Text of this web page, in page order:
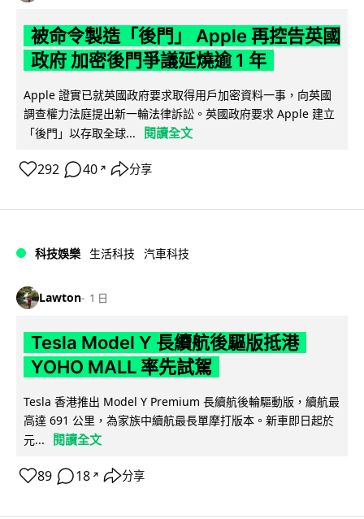
被命令製造「後門」 Apple 再控告英國
政府 加密後門爭議延燒逾 1 年
Apple 證實已就英國政府要求取得用戶加密資料一事，向英國
調查權力法庭提出新一輪法律訴訟。英國政府要求 Apple 建立
「後門」以存取全球...
閱讀全文
292 40 ↗ 分享
科技娛樂 生活科技 汽車科技
Lawton 1 日
Tesla Model Y 長續航後驅版抵港
YOHO MALL 率先試駕
Tesla 香港推出 Model Y Premium 長續航後輪驅動版，續航最
高達 691 公里，為家族中續航最長單摩打版本。新車即日起於
元...
閱讀全文
89 18 ↗ 分享